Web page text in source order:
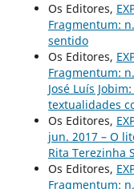
Os Editores,
Fragmentum:
sentido
Os Editores,
Fragmentum:
José Luís
textualidades
Os Editores,
jun. 2017 – O
Rita Terezinha
Os Editores,
Fragmentum: